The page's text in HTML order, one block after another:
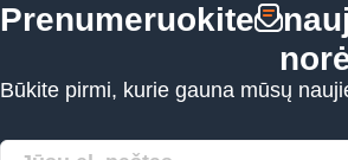
Prenumeruokite
Būkite pirmi, kurie gauna mūsų